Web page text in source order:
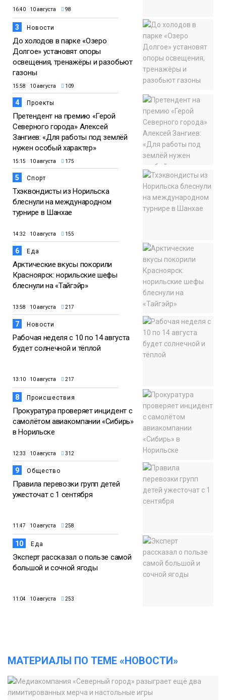
16:40 10 августа 98
3 Новости
До холодов в парке «Озеро
Долгое» установят опоры
освещения, тренажёры и разобьют
газоны
15:58 10 августа 109
4 Проекты
Претендент на премию «Герой
Северного города» Алексей
Зангиев: «Для работы под землёй
нужен особый характер»
15:15 10 августа 175
5 Спорт
Тхэквондисты из Норильска
блеснули на международном
турнире в Шанхае
14:32 10 августа 155
6 Еда
Арктические вкусы покорили
Красноярск: норильские шефы
блеснули на «Тайгэйр»
13:58 10 августа 217
7 Новости
Рабочая неделя с 10 по 14 августа
будет солнечной и тёплой
13:10 10 августа 217
8 Происшествия
Прокуратура проверяет инцидент с
самолётом авиакомпании «Сибирь»
в Норильске
12:33 10 августа 312
9 Общество
Правила перевозки групп детей
ужесточат с 1 сентября
11:47 10 августа 258
10 Еда
Эксперт рассказал о пользе самой
большой и сочной ягоды
11:04 10 августа 253
МАТЕРИАЛЫ ПО ТЕМЕ «НОВОСТИ»